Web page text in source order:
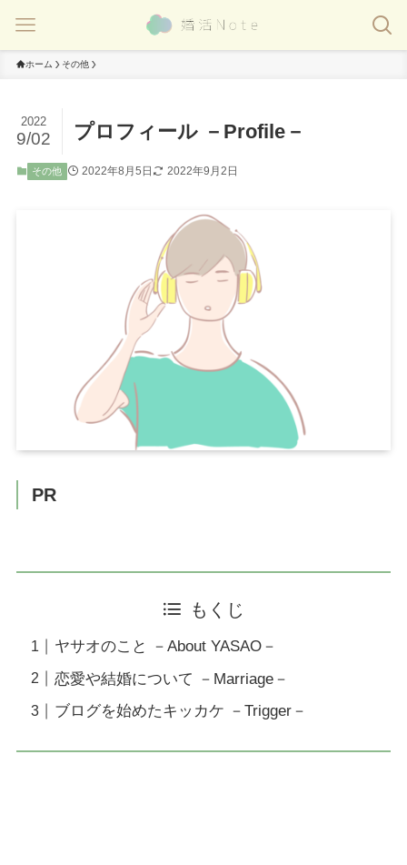
ホーム その他
プロフィール －Profile－
2022
9/02
その他 2022年8月5日 2022年9月2日
PR
もくじ
ヤサオのこと －About YASAO－
恋愛や結婚について －Marriage－
ブログを始めたキッカケ －Trigger－